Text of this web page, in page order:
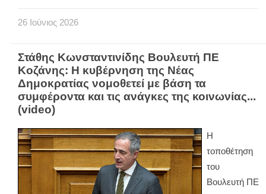
26 Ιούνιος 2026
Στάθης Κωνσταντινίδης Βουλευτή ΠΕ
Κοζάνης: Η κυβέρνηση της Νέας
Δημοκρατίας νομοθετεί με βάση τα
συμφέροντα και τις ανάγκες της κοινωνίας...
(video)
Η
τοποθέτηση
του
Βουλευτή ΠΕ